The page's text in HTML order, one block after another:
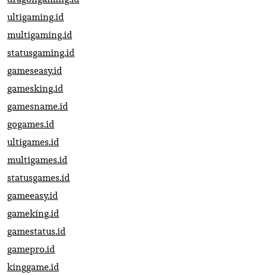
ultigaming.id
multigaming.id
statusgaming.id
gameseasy.id
gamesking.id
gamesname.id
gogames.id
ultigames.id
multigames.id
statusgames.id
gameeasy.id
gameking.id
gamestatus.id
gamepro.id
kinggame.id